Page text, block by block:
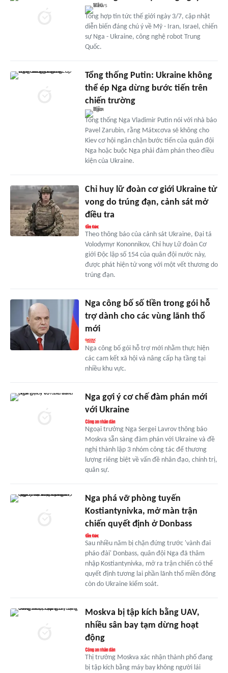
Tổng hợp tin tức thế giới ngày 3/7, cập nhật
diễn biến đáng chú ý về Mỹ - Iran, Israel, chiến
sự Nga - Ukraine, công nghệ robot Trung
Quốc.
Tổng thống Putin: Ukraine không
thể ép Nga dừng bước tiến trên
chiến trường
Tổng thống Nga Vladimir Putin nói với nhà báo
Pavel Zarubin, rằng Mátxcơva sẽ không cho
Kiev cơ hội ngăn chặn bước tiến của quân đội
Nga hoặc buộc Nga phải đàm phán theo điều
kiện của Ukraine.
Chỉ huy lữ đoàn cơ giới Ukraine tử
vong do trúng đạn, cảnh sát mở
điều tra
Theo thông báo của cảnh sát Ukraine, Đại tá
Volodymyr Kononnikov, Chỉ huy Lữ đoàn Cơ
giới Độc lập số 154 của quân đội nước này,
được phát hiện tử vong với một vết thương do
trúng đạn.
Nga công bố số tiền trong gói hỗ
trợ dành cho các vùng lãnh thổ
mới
Nga công bố gói hỗ trợ mới nhằm thực hiện
các cam kết xã hội và nâng cấp hạ tầng tại
nhiều khu vực.
Nga gợi ý cơ chế đàm phán mới
với Ukraine
Ngoại trưởng Nga Sergei Lavrov thông báo
Moskva sẵn sàng đàm phán với Ukraine và đề
nghị thành lập 3 nhóm công tác để thương
lượng riêng biệt về vấn đề nhân đạo, chính trị,
quân sự.
Nga phá vỡ phòng tuyến
Kostiantynivka, mở màn trận
chiến quyết định ở Donbass
Sau nhiều năm bị chặn đứng trước 'vành đai
pháo đài' Donbass, quân đội Nga đã thâm
nhập Kostiantynivka, mở ra trận chiến có thể
quyết định tương lai phần lãnh thổ miền đông
còn do Ukraine kiểm soát.
Moskva bị tập kích bằng UAV,
nhiều sân bay tạm dừng hoạt
động
Thị trưởng Moskva xác nhận thành phố đang
bị tập kích bằng máy bay không người lái